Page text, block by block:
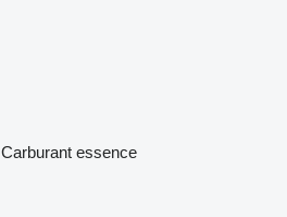
Carburant essence